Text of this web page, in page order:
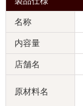
名称
内容量
店舗名
原材料名